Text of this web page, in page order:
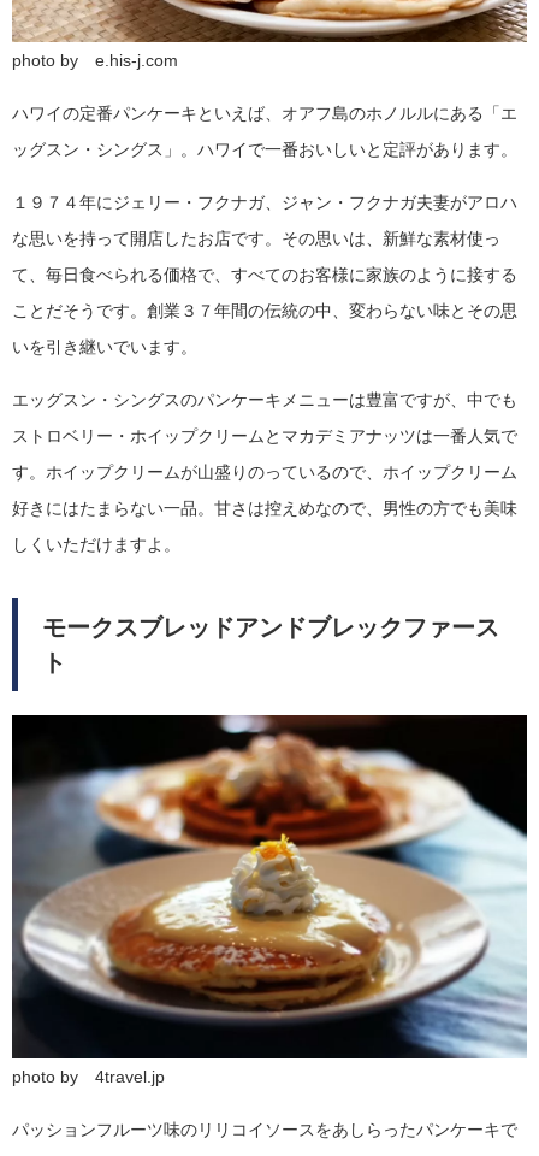
photo by e.his-j.com
ハワイの定番パンケーキといえば、オアフ島のホノルルにある「エ
ッグスン・シングス」。ハワイで一番おいしいと定評があります。
１９７４年にジェリー・フクナガ、ジャン・フクナガ夫妻がアロハ
な思いを持って開店したお店です。その思いは、新鮮な素材使っ
て、毎日食べられる価格で、すべてのお客様に家族のように接する
ことだそうです。創業３７年間の伝統の中、変わらない味とその思
いを引き継いでいます。
エッグスン・シングスのパンケーキメニューは豊富ですが、中でも
ストロベリー・ホイップクリームとマカデミアナッツは一番人気で
す。ホイップクリームが山盛りのっているので、ホイップクリーム
好きにはたまらない一品。甘さは控えめなので、男性の方でも美味
しくいただけますよ。
モークスブレッドアンドブレックファース
ト
photo by 4travel.jp
パッションフルーツ味のリリコイソースをあしらったパンケーキで